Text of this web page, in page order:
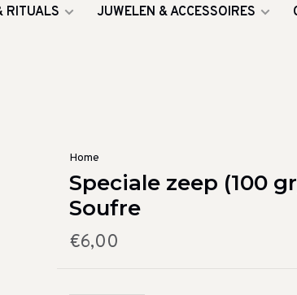
RITUALS JUWELEN & ACCESSOIRES
Home
Speciale zeep (100
Soufre
€6,00